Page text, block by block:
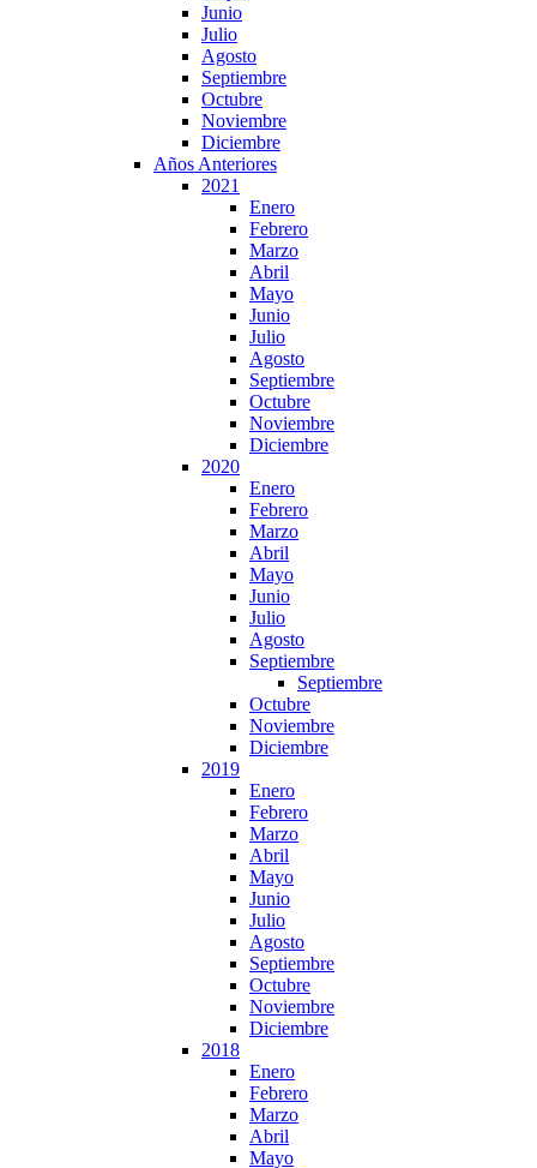
Junio
Julio
Agosto
Septiembre
Octubre
Noviembre
Diciembre
Años Anteriores
2021
Enero
Febrero
Marzo
Abril
Mayo
Junio
Julio
Agosto
Septiembre
Octubre
Noviembre
Diciembre
2020
Enero
Febrero
Marzo
Abril
Mayo
Junio
Julio
Agosto
Septiembre
Septiembre
Octubre
Noviembre
Diciembre
2019
Enero
Febrero
Marzo
Abril
Mayo
Junio
Julio
Agosto
Septiembre
Octubre
Noviembre
Diciembre
2018
Enero
Febrero
Marzo
Abril
Mayo